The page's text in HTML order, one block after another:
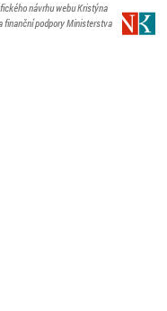
návrhu webu Kristýna
finanční podpory Ministerstva